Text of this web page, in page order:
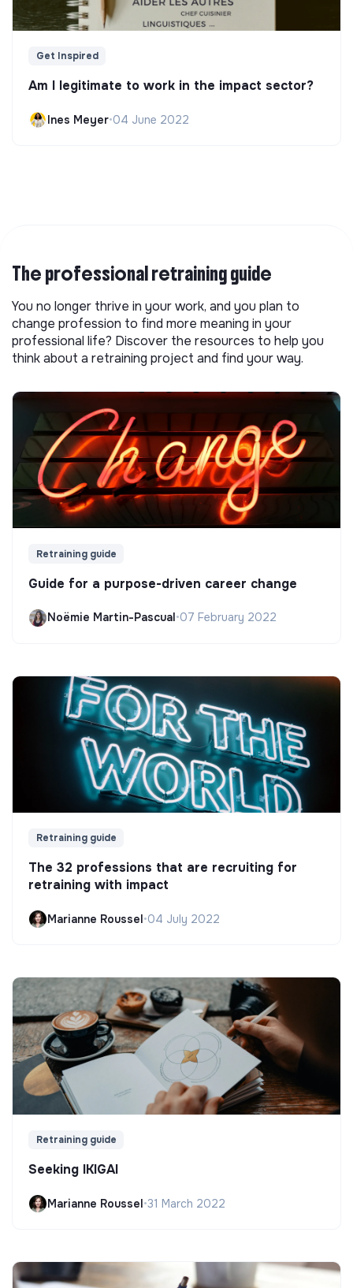
Get Inspired
Am I legitimate to work in the impact sector?
Ines Meyer•04 June 2022
The professional retraining guide
You no longer thrive in your work, and you plan to
change profession to find more meaning in your
professional life? Discover the resources to help you
think about a retraining project and find your way.
Retraining guide
Guide for a purpose-driven career change
Noëmie Martin-Pascual•07 February 2022
Retraining guide
The 32 professions that are recruiting for
retraining with impact
Marianne Roussel•04 July 2022
Retraining guide
Seeking IKIGAI
Marianne Roussel•31 March 2022